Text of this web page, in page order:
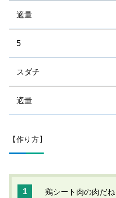
適量
5
スダチ
適量
【作り方】
鶏シート肉の肉だね